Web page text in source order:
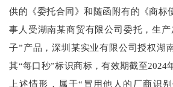
供的《委托合同》和随函附有的《商标
事人受湖南某商贸有限公司委托，生
子”产品，深圳某实业有限公司授权湖
其“每口秒”标识商标，有效期截至2024
上述情形，属于“冒用他人的厂商识